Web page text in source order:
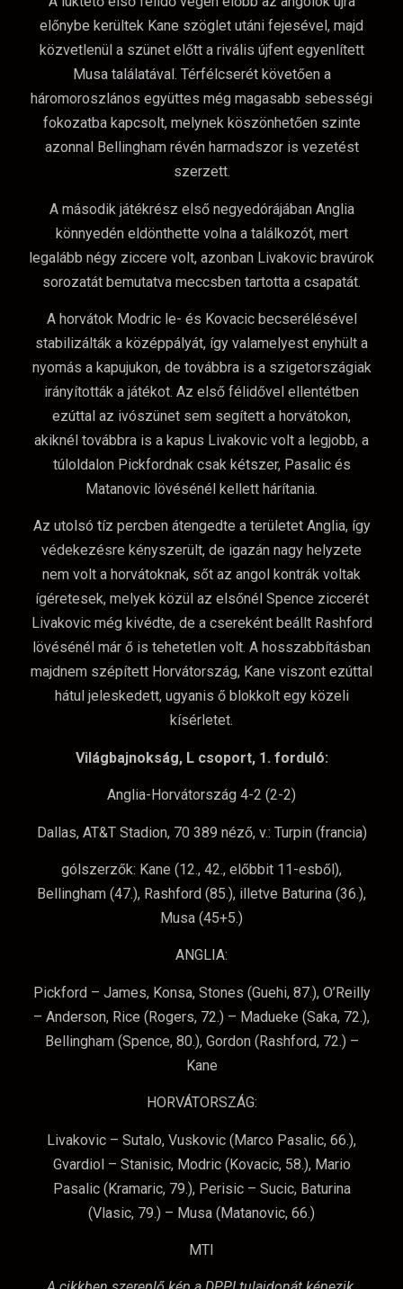
előnybe kerültek Kane szöglet utáni fejesével, majd
közvetlenül a szünet előtt a rivális újfent egyenlített
Musa találatával. Térfélcserét követően a
háromoroszlános együttes még magasabb sebességi
fokozatba kapcsolt, melynek köszönhetően szinte
azonnal Bellingham révén harmadszor is vezetést
szerzett.
A második játékrész első negyedórájában Anglia
könnyedén eldönthette volna a találkozót, mert
legalább négy ziccere volt, azonban Livakovic bravúrok
sorozatát bemutatva meccsben tartotta a csapatát.
A horvátok Modric le- és Kovacic becserélésével
stabilizálták a középpályát, így valamelyest enyhült a
nyomás a kapujukon, de továbbra is a szigetországiak
irányították a játékot. Az első félidővel ellentétben
ezúttal az ivószünet sem segített a horvátokon,
akiknél továbbra is a kapus Livakovic volt a legjobb, a
túloldalon Pickfordnak csak kétszer, Pasalic és
Matanovic lövésénél kellett hárítania.
Az utolsó tíz percben átengedte a területet Anglia, így
védekezésre kényszerült, de igazán nagy helyzete
nem volt a horvátoknak, sőt az angol kontrák voltak
ígéretesek, melyek közül az elsőnél Spence ziccerét
Livakovic még kivédte, de a csereként beállt Rashford
lövésénél már ő is tehetetlen volt. A hosszabbításban
majdnem szépített Horvátország, Kane viszont ezúttal
hátul jeleskedett, ugyanis ő blokkolt egy közeli
kísérletet.
Világbajnokság, L csoport, 1. forduló:
Anglia-Horvátország 4-2 (2-2)
Dallas, AT&T Stadion, 70 389 néző, v.: Turpin (francia)
gólszerzők: Kane (12., 42., előbbit 11-esből),
Bellingham (47.), Rashford (85.), illetve Baturina (36.),
Musa (45+5.)
ANGLIA:
Pickford – James, Konsa, Stones (Guehi, 87.), O’Reilly
– Anderson, Rice (Rogers, 72.) – Madueke (Saka, 72.),
Bellingham (Spence, 80.), Gordon (Rashford, 72.) –
Kane
HORVÁTORSZÁG:
Livakovic – Sutalo, Vuskovic (Marco Pasalic, 66.),
Gvardiol – Stanisic, Modric (Kovacic, 58.), Mario
Pasalic (Kramaric, 79.), Perisic – Sucic, Baturina
(Vlasic, 79.) – Musa (Matanovic, 66.)
MTI